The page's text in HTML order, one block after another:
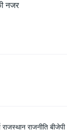
नजर
राजनीति बीजेपी